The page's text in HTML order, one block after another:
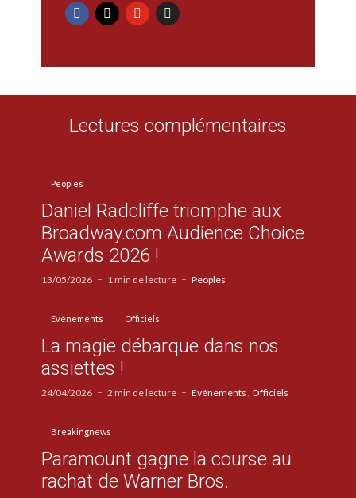
Lectures complémentaires
Peoples
Daniel Radcliffe triomphe aux
Broadway.com Audience Choice
Awards 2026 !
13/05/2026 1 min de lecture Peoples
Evénements Officiels
La magie débarque dans nos
assiettes !
24/04/2026 2 min de lecture Evénements Officiels
Breakingnews
Paramount gagne la course au
rachat de Warner Bros.